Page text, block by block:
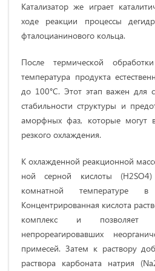
Катализатор же играет
ходе реакции процессы
фталоцианинового кольца.
После термической
температура продукта
до 100°C. Этот этап важен для
стабильности структуры и
аморфных фаз, которые могут
резкого охлаждения.
К охлажденной реакционной
ной серной кислоты
комнатной
Концентрированная кислота
комплекс и
непрореагировавших
примесей. Затем к раствору
раствора карбоната натрия